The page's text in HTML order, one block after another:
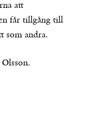
att
får tillgång till
som andra.